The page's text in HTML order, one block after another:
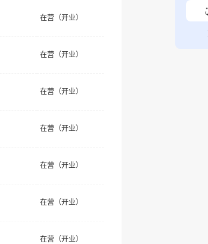
在营（开业）
在营（开业）
在营（开业）
在营（开业）
在营（开业）
在营（开业）
在营（开业）